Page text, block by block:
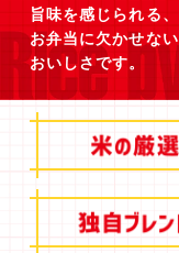
旨味を感じられる、
お弁当に欠かせない
おいしさです。